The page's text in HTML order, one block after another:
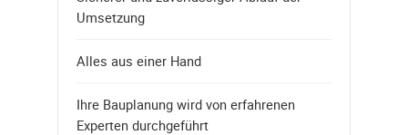
Umsetzung
Alles aus einer Hand
Ihre Bauplanung wird von erfahrenen
Experten durchgeführt